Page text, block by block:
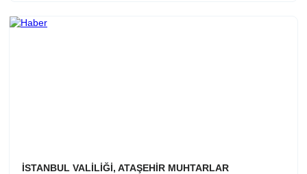
İSTANBUL VALİLİĞİ, ATAŞEHİR MUHTARLAR